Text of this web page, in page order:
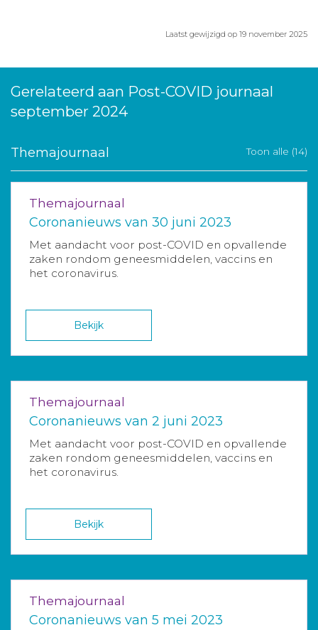
Laatst gewijzigd op 19 november 2025
Gerelateerd aan Post-COVID journaal
september 2024
Themajournaal Toon alle (14)
Themajournaal
Coronanieuws van 30 juni 2023
Met aandacht voor post-COVID en opvallende
zaken rondom geneesmiddelen, vaccins en
het coronavirus.
Bekijk
Themajournaal
Coronanieuws van 2 juni 2023
Met aandacht voor post-COVID en opvallende
zaken rondom geneesmiddelen, vaccins en
het coronavirus.
Bekijk
Themajournaal
Coronanieuws van 5 mei 2023